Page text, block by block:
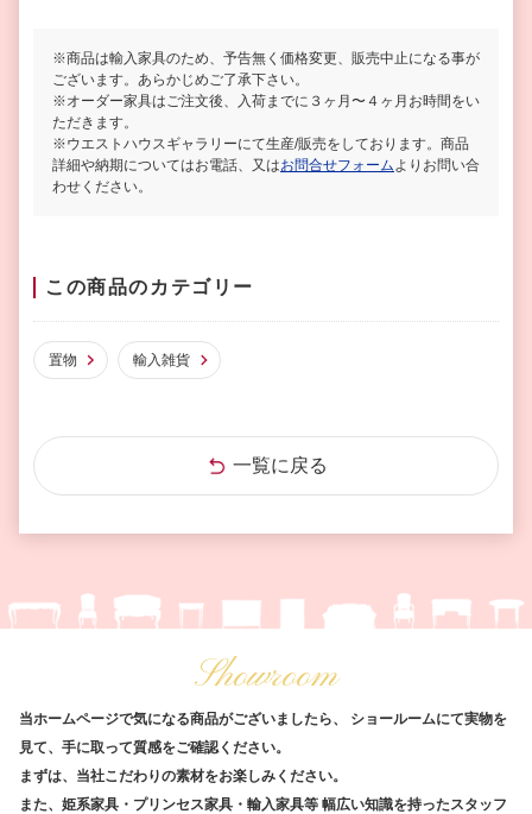
※商品は輸入家具のため、予告無く価格変更、販売中止になる事が
ございます。あらかじめご了承下さい。
※オーダー家具はご注文後、入荷までに３ヶ月〜４ヶ月お時間をい
ただきます。
※ウエストハウスギャラリーにて生産/販売をしております。商品
詳細や納期についてはお電話、又はお問合せフォーム よりお問い合
わせください。
この商品のカテゴリー
置物 輸入雑貨
一覧に戻る
Showroom
当ホームページで気になる商品がございましたら、
ショールームにて実物を
見て、手に取って質感をご確認ください。
まずは、当社こだわりの素材をお楽しみください。
また、姫系家具・プリンセス家具・輸入家具等 幅広い知識を持ったスタッフ